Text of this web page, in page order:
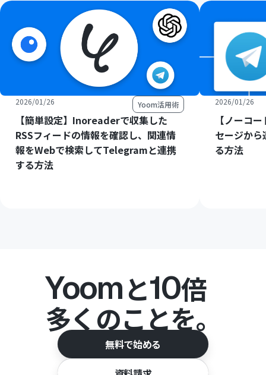
2026/01/26 Yoom活用術
【簡単設定】Inoreaderで収集した
RSSフィードの情報を確認し、関連情
報をWebで検索してTelegramと連携
する方法
2026/01/26
【ノーコ
セージか
る方法
Yoomと10倍
多くのことを。
無料で始める